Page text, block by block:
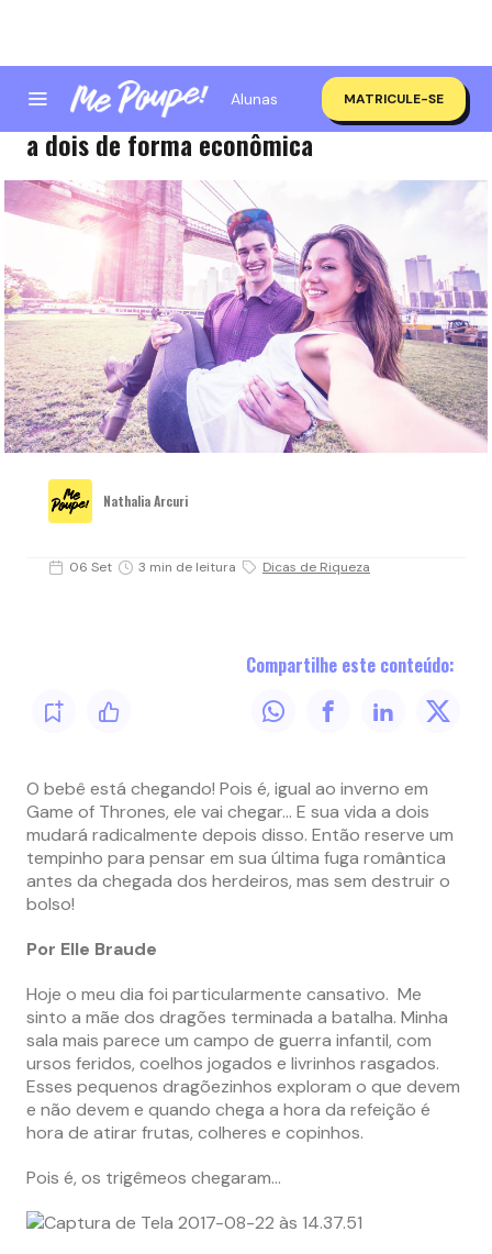
Alunas MATRICULE-SE
Babymoon: curtindo sua última escapada
a dois de forma econômica
Nathalia Arcuri
06 Set 3 min de leitura Dicas de Riqueza
Compartilhe este conteúdo:
O bebê está chegando! Pois é, igual ao inverno em
Game of Thrones, ele vai chegar… E sua vida a dois
mudará radicalmente depois disso. Então reserve um
tempinho para pensar em sua última fuga romântica
antes da chegada dos herdeiros, mas sem destruir o
bolso!
Por Elle Braude
Hoje o meu dia foi particularmente cansativo. Me
sinto a mãe dos dragões terminada a batalha. Minha
sala mais parece um campo de guerra infantil, com
ursos feridos, coelhos jogados e livrinhos rasgados.
Esses pequenos dragõezinhos exploram o que devem
e não devem e quando chega a hora da refeição é
hora de atirar frutas, colheres e copinhos.
Pois é, os trigêmeos chegaram…